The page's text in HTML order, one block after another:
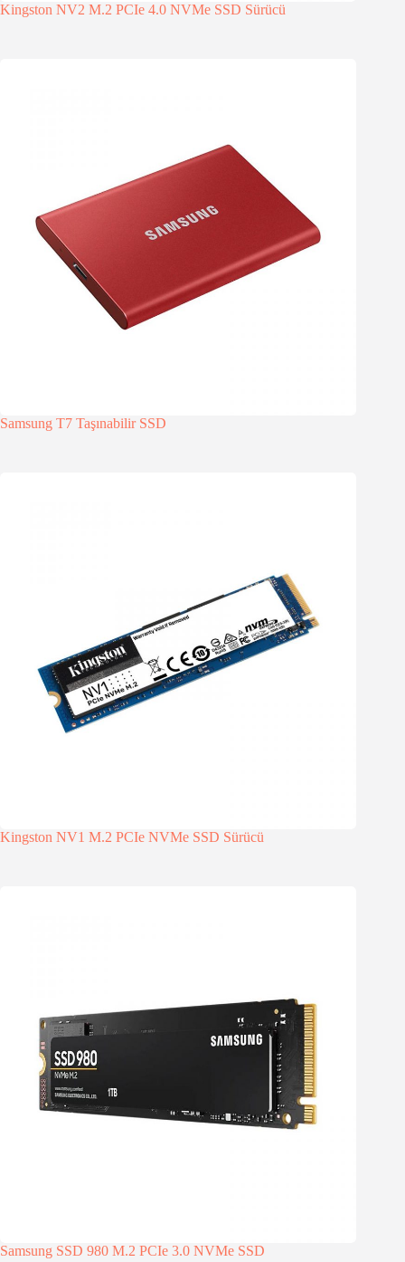
Kingston NV2 M.2 PCIe 4.0 NVMe SSD Sürücü
Samsung T7 Taşınabilir SSD
Kingston NV1 M.2 PCIe NVMe SSD Sürücü
Samsung SSD 980 M.2 PCIe 3.0 NVMe SSD